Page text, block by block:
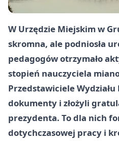
W Urzędzie Miejskim w
skromna, ale podniosła
pedagogów otrzymało
stopień nauczyciela
Przedstawiciele
dokumenty i złożyli
prezydenta. To dla nich
dotychczasowej pracy i